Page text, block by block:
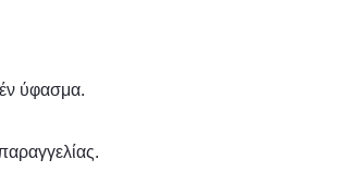
ύφασμα.